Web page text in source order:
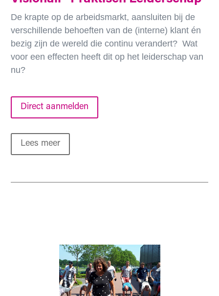
De krapte op de arbeidsmarkt, aansluiten bij de
verschillende behoeften van de (interne) klant én
bezig zijn de wereld die continu verandert? Wat
voor een effecten heeft dit op het leiderschap van
nu?
Direct aanmelden
Lees meer